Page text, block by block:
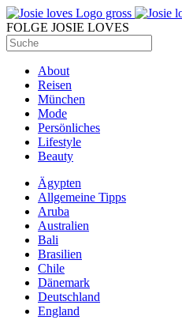
FOLGE JOSIE LOVES
About
Reisen
München
Mode
Persönliches
Lifestyle
Beauty
Ägypten
Allgemeine Tipps
Aruba
Australien
Bali
Brasilien
Chile
Dänemark
Deutschland
England